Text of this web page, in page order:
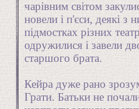
чарівним світом
новели і п'єси, деякі з
підмостках різних
одружилися і завели
старшого брата.
Кейра дуже рано
Грати. Батьки не